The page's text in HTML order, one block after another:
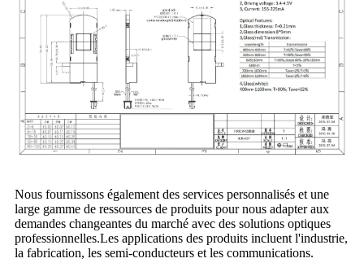
Nous fournissons également des services personnalisés et une
large gamme de ressources de produits pour nous adapter aux
demandes changeantes du marché avec des solutions optiques
professionnelles.Les applications des produits incluent l'industrie,
la fabrication, les semi-conducteurs et les communications.